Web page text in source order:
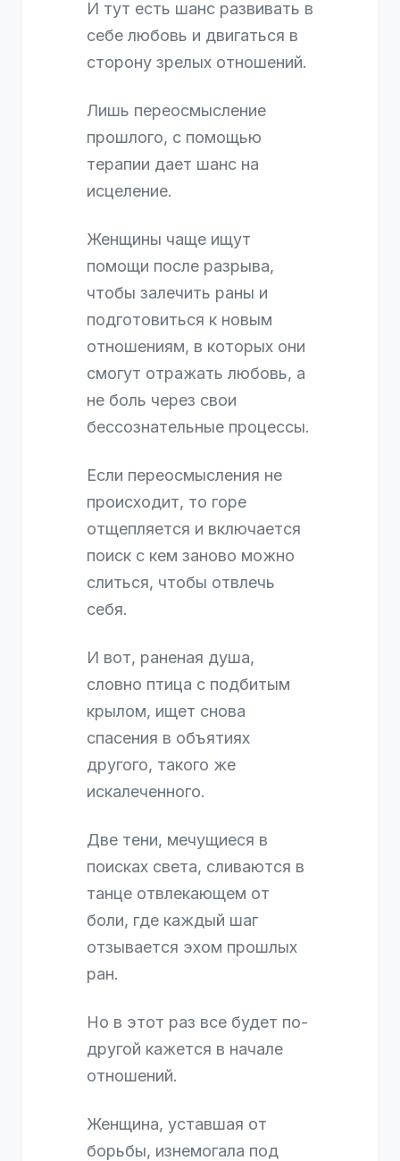
И тут есть шанс развивать в
себе любовь и двигаться в
сторону зрелых отношений.
Лишь переосмысление
прошлого, с помощью
терапии дает шанс на
исцеление.
Женщины чаще ищут
помощи после разрыва,
чтобы залечить раны и
подготовиться к новым
отношениям, в которых они
смогут отражать любовь, а
не боль через свои
бессознательные процессы.
Если переосмысления не
происходит, то горе
отщепляется и включается
поиск с кем заново можно
слиться, чтобы отвлечь
себя.
И вот, раненая душа,
словно птица с подбитым
крылом, ищет снова
спасения в объятиях
другого, такого же
искалеченного.
Две тени, мечущиеся в
поисках света, сливаются в
танце отвлекающем от
боли, где каждый шаг
отзывается эхом прошлых
ран.
Но в этот раз все будет по-
другой кажется в начале
отношений.
Женщина, уставшая от
борьбы, изнемогала под